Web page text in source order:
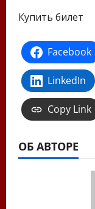
Купить билет
Facebook
LinkedIn
Copy Link
ОБ АВТОРЕ